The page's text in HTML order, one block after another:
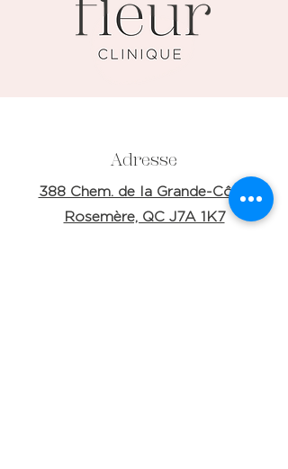
Adresse
388 Chem. de la Grande-Côte,
Rosemère, QC J7A 1K7